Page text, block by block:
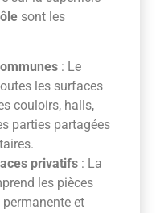
sont les
: Le
les surfaces
couloirs, halls,
parties partagées
privatifs : La
les pièces
et